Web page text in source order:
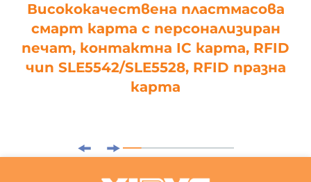
Висококачествена пластмасова
смарт карта с персонализиран
печат, контактна IC карта, RFID
чип SLE5542/SLE5528, RFID празна
карта